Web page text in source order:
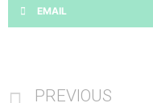
EMAIL
PREVIOUS